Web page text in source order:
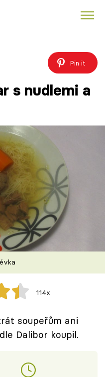
Pin it
s nudlemi a
114x
soupeřům ani
Dalibor koupil.